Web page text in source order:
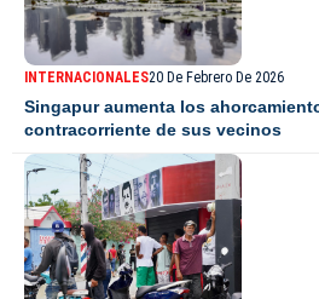
INTERNACIONALES20 De Febrero De 2026
Singapur aumenta los
contracorriente de sus vecinos